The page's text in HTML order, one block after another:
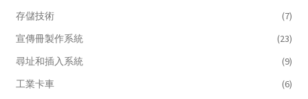
存儲技術
(7)
宣傳冊製作系統
(23)
尋址和插入系統
(9)
工業卡車
(6)